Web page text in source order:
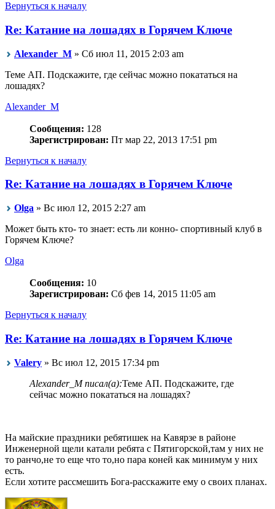
Вернуться к началу
Re: Катание на лошадях в Горячем Ключе
Alexander_M » Сб июл 11, 2015 2:03 am
Теме АП. Подскажите, где сейчас можно покататься на
лошадях?
Alexander_M
Сообщения: 128
Зарегистрирован: Пт мар 22, 2013 17:51 pm
Вернуться к началу
Re: Катание на лошадях в Горячем Ключе
Olga » Вс июл 12, 2015 2:27 am
Может быть кто- то знает: есть ли конно- спортивный клуб в
Горячем Ключе?
Olga
Сообщения: 10
Зарегистрирован: Сб фев 14, 2015 11:05 am
Вернуться к началу
Re: Катание на лошадях в Горячем Ключе
Valery » Вс июл 12, 2015 17:34 pm
Alexander_M писал(а):Теме АП. Подскажите, где
сейчас можно покататься на лошадях?
На майские праздники ребятишек на Кавярзе в районе
Инженерной щели катали ребята с Пятигорской,там у них не
то ранчо,не то еще что то,но пара коней как минимум у них
есть.
Если хотите рассмешить Бога-расскажите ему о своих планах.